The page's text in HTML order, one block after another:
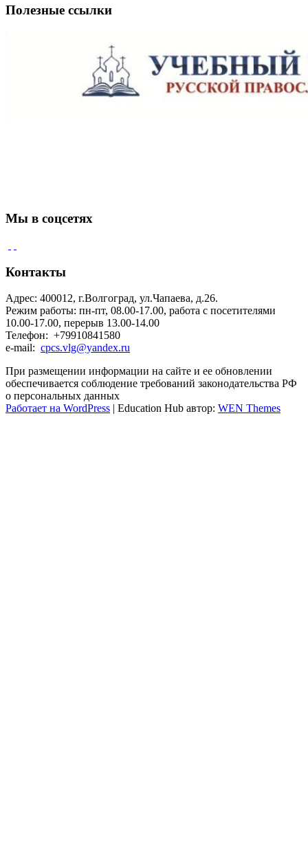
Полезные ссылки
Мы в соцсетях
Контакты
Адрес: 400012, г.Волгоград, ул.Чапаева, д.26.
Режим работы: пн-пт, 08.00-17.00, работа с посетителями
10.00-17.00, перерыв 13.00-14.00
Телефон: +79910841580
e-mail: cpcs.vlg@yandex.ru
При размещении информации на сайте и ее обновлении
обеспечивается соблюдение требований законодательства РФ
о персональных данных
Работает на WordPress | Education Hub автор: WEN Themes